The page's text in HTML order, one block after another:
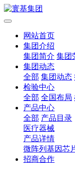
网站首页
集团介绍
集团简介 集团
集团动态
全部 集团动态
检验中心
全部 全国布局
产品中心
全部 产品目录
医疗器械
产品详情
微阵列基因芯
招商合作